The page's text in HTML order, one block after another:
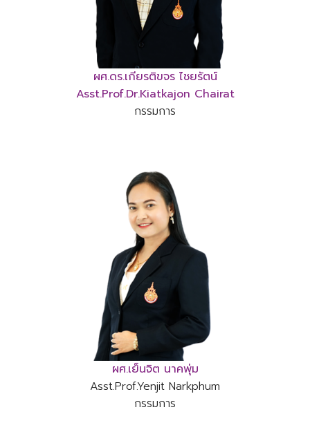
ผศ.ดร.เกียรติขจร ไชยรัตน์
Asst.Prof.Dr.Kiatkajon Chairat
กรรมการ
ผศ.เย็นจิต นาคพุ่ม
Asst.Prof.Yenjit Narkphum
กรรมการ